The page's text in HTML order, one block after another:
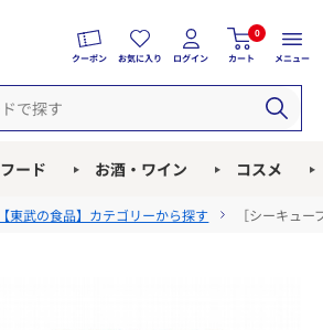
クーポン お気に入り ログイン
0
カート メニュー
フード お酒・ワイン コスメ
【東武の食品】カテゴリーから探す ［シーキュ